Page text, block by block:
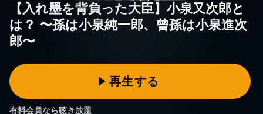
【入れ墨を背負った大臣】小泉又次郎と
は？ 〜孫は小泉純一郎、曾孫は小泉進次
郎〜
有料会員なら聴き放題